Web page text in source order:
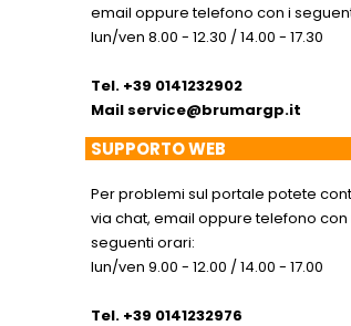
email oppure telefono con i
lun/ven 8.00 - 12.30 / 14.00 - 17.30
Tel. +39 0141232902
Mail service@brumargp.it
SUPPORTO WEB
Per problemi sul portale potete
via chat, email oppure telefono con
seguenti orari:
lun/ven 9.00 - 12.00 / 14.00 - 17.00
Tel. +39 0141232976